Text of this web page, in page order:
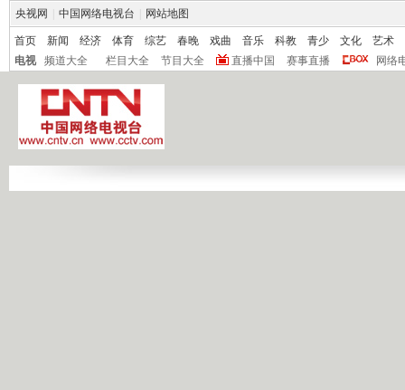
央视网 中国网络电视台 网站地图
首页 新闻 经济 体育 综艺 春晚 戏曲 音乐 科教 青少 文化
艺术
电视
频道大全 栏目大全 节目大全 直播中国 赛事直播 网络